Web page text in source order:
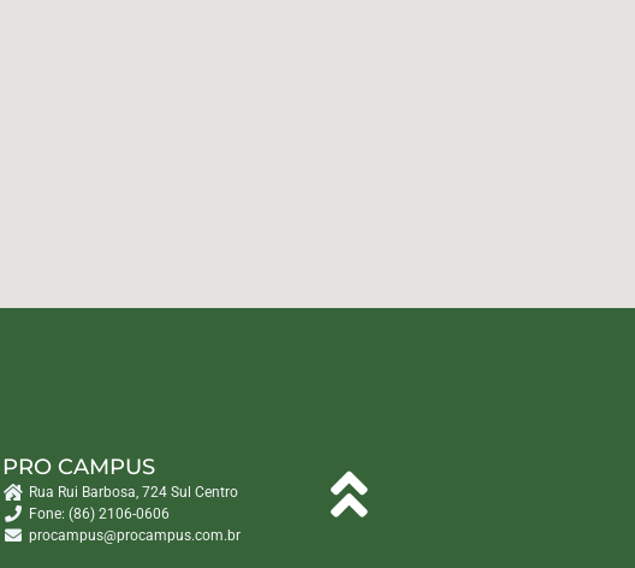
PRO CAMPUS
Rua Rui Barbosa, 724 Sul Centro
Fone: (86) 2106-0606
procampus@procampus.com.br